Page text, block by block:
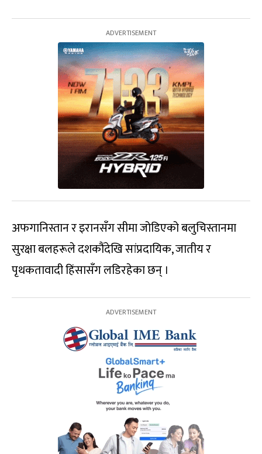
अफगानिस्तान र इरानसँग सीमा जोडिएको बलुचिस्तानमा
सुरक्षा बलहरूले दशकौंदेखि सांप्रदायिक, जातीय र
पृथकतावादी हिंसासँग लडिरहेका छन् ।